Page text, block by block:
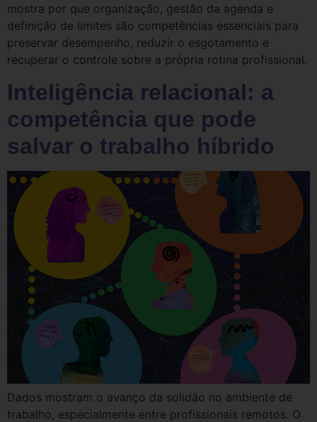
mostra por que organização, gestão da agenda e
definição de limites são competências essenciais para
preservar desempenho, reduzir o esgotamento e
recuperar o controle sobre a própria rotina profissional.
Inteligência relacional: a
competência que pode
salvar o trabalho híbrido
Dados mostram o avanço da solidão no ambiente de
trabalho, especialmente entre profissionais remotos. O